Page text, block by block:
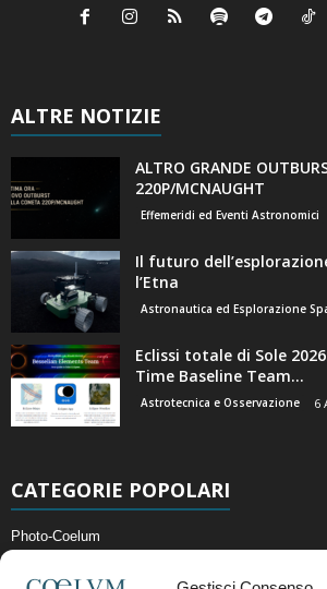
ALTRE NOTIZIE
ALTRO GRANDE
220P/MCNAUGHT
Effemeridi ed Eventi Astronomici
Il futuro
l’Etna
Astronautica ed Esplorazione
Eclissi totale di Sole
Time Baseline Team...
Astrotecnica e Osservazione 6
CATEGORIE POPOLARI
Photo-Coelum